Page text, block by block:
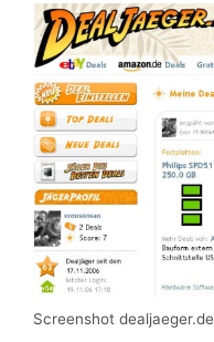
Screenshot dealjaeger.de